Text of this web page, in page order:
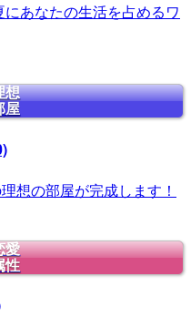
あなたの生活を占めるワ
想
屋
想の部屋が完成します！
愛
性